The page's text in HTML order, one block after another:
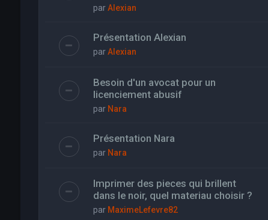
parAlexian
Présentation Alexian
parAlexian
Besoin d'un avocat pour un
licenciement abusif
par Nara
Présentation Nara
par Nara
Imprimer des pieces qui brillent
dans le noir, quel materiau choisir ?
par MaximeLefevre82